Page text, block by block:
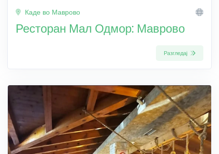
Каде во Маврово
Ресторан Мал Одмор: Маврово
Разгледај